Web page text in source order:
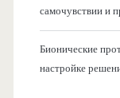
самочувствии и
Бионические
настройке